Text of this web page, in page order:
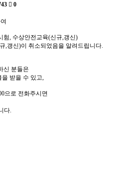
0
험, 수상안전교육(신규,갱신)
,갱신)이 취소되었음을 알려드립니다.
신 분들은
받을 수 있고,
으로 전화주시면
다.